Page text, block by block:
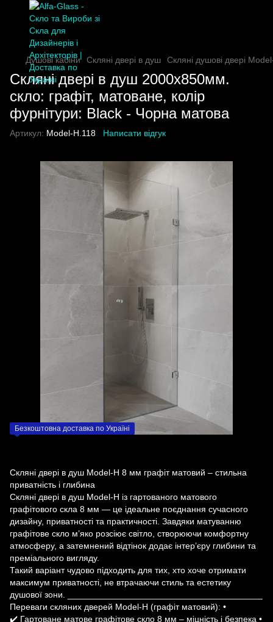
Душові кабіни Скляні двері в душ Скляні душові двері
Скляні двері в душ 2000х850мм.
скло: графіт, матоване, колір
фурнітури: Black - Чорна матова
Артикул: Model-H.118 Написати відгук
Безкоштовна доставка по Україні
Скляні двері в душ Model-H 8 мм графіт матовий – стильна
приватність і глибина
Скляні двері в душ Model-H із гартованого матового
графітового скла 8 мм — це ідеальне поєднання сучасного
дизайну, приватності та практичності. Завдяки матуванню
графітове скло м’яко розсіює світло, створюючи комфортну
атмосферу, а затемнений відтінок додає інтер’єру глибини та
преміального вигляду.
Такий варіант чудово підходить для тих, хто хоче отримати
максимум приватності, не втрачаючи стиль та естетику
душової зони. ________________________________________
Переваги скляних дверей Model-H (графіт матовий): •
✔️ Гартоване матове графітове скло 8 мм – міцність і безпека •